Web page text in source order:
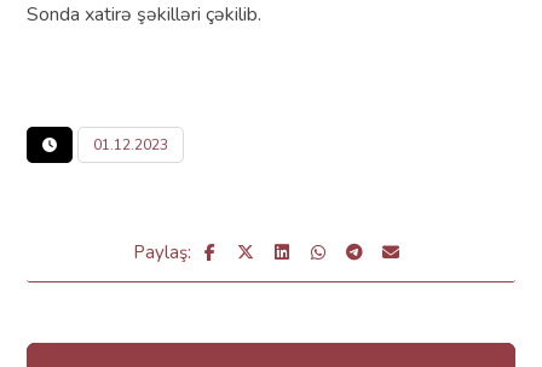
Sonda xatirə şəkilləri çəkilib.
01.12.2023